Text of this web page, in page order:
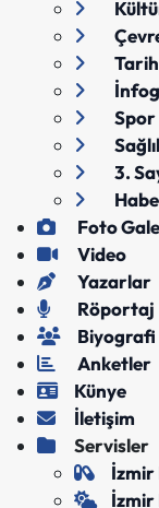
Tarih
Spor
3.
Foto
Video
Yazarlar
Röportaj
Biyografi
Anketler
Künye
İletişim
Servisler
İzmir
İzmir